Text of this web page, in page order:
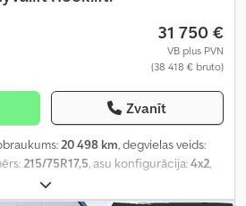
31 750 €
VB plus PVN
(38 418 € bruto)
Zvanīt
20 498 km, degvielas veids:
215/75R17,5, asu konfigurācija:4x2,
dīzeļdegviela
, pārnesuma veids:mehānisks,